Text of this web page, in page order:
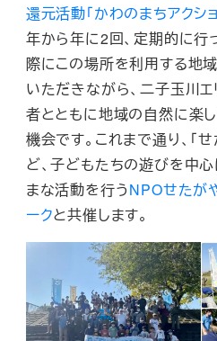
還元活動「かわのまちアクショ
年から年に2回、定期的に行
際にこの場所を利用する地
いただきながら、二子玉川
者とともに地域の自然に楽
機会です。これまで通り、「
ど、子どもたちの遊びを中
まな活動を行うNPOせたが
ークと共催します。